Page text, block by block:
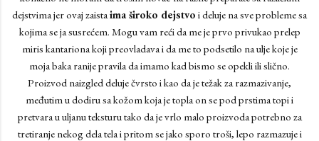
dejstvima jer ovaj zaistaima široko dejstvo i deluje na sve probleme sa
kojima se ja susrećem. Mogu vam reći da me je prvo privukao prelep
miris kantariona koji preovladava i da me to podsetilo na ulje koje je
moja baka ranije pravila da imamo kad bismo se opekli ili slično.
Proizvod naizgled deluje čvrsto i kao da je težak za razmazivanje,
međutim u dodiru sa kožom koja je topla on se pod prstima topi i
pretvara u uljanu teksturu tako da je vrlo malo proizvoda potrebno za
tretiranje nekog dela tela i pritom se jako sporo troši, lepo razmazuje i